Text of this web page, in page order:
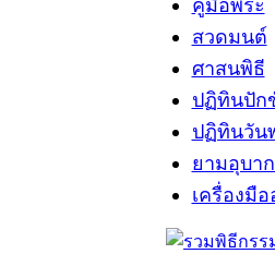
สวดมนต์
ศาสนพิธี
ปฏิทินปัก
ปฏิทินวัน
ยามอุบา
เครื่องมื